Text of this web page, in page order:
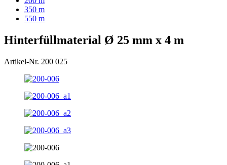
350 m
550 m
Hinterfüllmaterial Ø 25 mm x 4 m
Artikel-Nr. 200 025